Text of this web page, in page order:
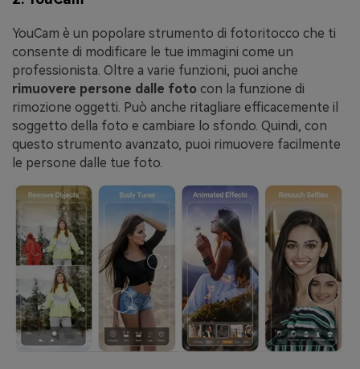
YouCam è un popolare strumento di fotoritocco che ti
consente di modificare le tue immagini come un
professionista. Oltre a varie funzioni, puoi anche
rimuovere persone dalle foto con la funzione di
rimozione oggetti. Può anche ritagliare efficacemente il
soggetto della foto e cambiare lo sfondo. Quindi, con
questo strumento avanzato, puoi rimuovere facilmente
le persone dalle tue foto.